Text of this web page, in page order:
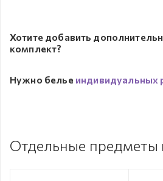
Хотите добавить
комплект?
Нужно белье индивидуальных
Отдельные предметы